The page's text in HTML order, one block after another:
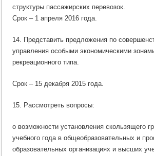
структуры пассажирских перевозок.
Срок – 1 апреля 2016 года.
14. Представить предложения по
управления особыми экономическими
рекреационного типа.
Срок – 15 декабря 2015 года.
15. Рассмотреть вопросы:
о возможности установления скользящего
учебного года в общеобразовательных и
образовательных организациях и высших